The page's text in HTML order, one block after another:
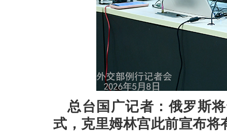
总台国广记者：俄罗斯
式，克里姆林宫此前宣布